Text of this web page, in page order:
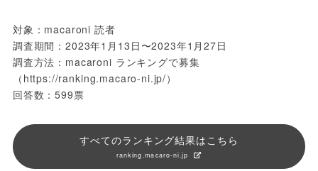
対象：macaroni 読者
調査期間：2023年1月13日〜2023年1月27日
調査方法：macaroni ランキングで募集
（https://ranking.macaro-ni.jp/）
回答数：599票
すべてのランキング結果はこちら
ranking.macaro-ni.jp